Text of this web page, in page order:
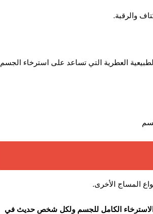
والرقبة.
العطرية التي تساعد على استرخاء الجسم
المساج الأخرى.
الاسترخاء الكامل للجسم ولكل شخص حديث في